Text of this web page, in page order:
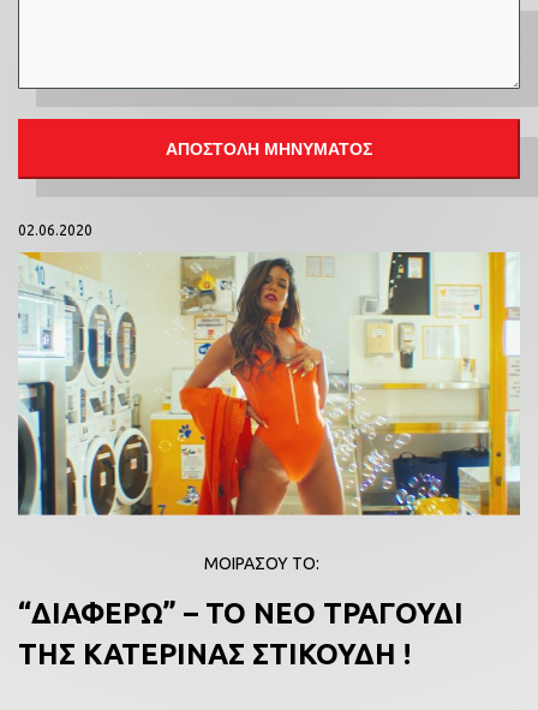
02.06.2020
ΜΟΙΡΑΣΟΥ ΤΟ:
“ΔΙΑΦΕΡΩ” – ΤΟ ΝΕΟ ΤΡΑΓΟΥΔΙ
ΤΗΣ ΚΑΤΕΡΙΝΑΣ ΣΤΙΚΟΥΔΗ !